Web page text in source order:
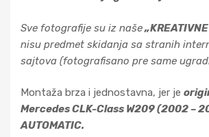
Sve fotografije su iz naše
nisu predmet skidanja sa stranih
sajtova (fotografisano pre same
Montaža brza i jednostavna, jer je
Mercedes CLK-Class W209 (2002 –
AUTOMATIC.